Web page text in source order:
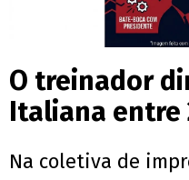
O treinador
Italiana entre
Na coletiva de